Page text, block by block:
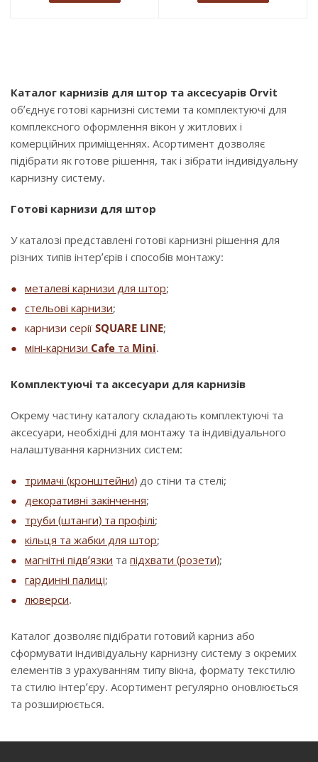
Каталог карнизів для штор та аксесуарів Orvit
об’єднує готові карнизні системи та комплектуючі для
комплексного оформлення вікон у житлових і
комерційних приміщеннях. Асортимент дозволяє
підібрати як готове рішення, так і зібрати індивідуальну
карнизну систему.
Готові карнизи для штор
У каталозі представлені готові карнизні рішення для
різних типів інтер’єрів і способів монтажу:
металеві карнизи для штор;
стельові карнизи;
карнизи серії SQUARE LINE;
міні-карнизи Cafe та Mini.
Комплектуючі та аксесуари для карнизів
Окрему частину каталогу складають комплектуючі та
аксесуари, необхідні для монтажу та індивідуального
налаштування карнизних систем:
тримачі (кронштейни) до стіни та стелі;
декоративні закінчення;
труби (штанги) та профілі;
кільця та жабки для штор;
магнітні підв’язки та підхвати (розети);
гардинні палиці;
люверси.
Каталог дозволяє підібрати готовий карниз або
сформувати індивідуальну карнизну систему з окремих
елементів з урахуванням типу вікна, формату текстилю
та стилю інтер’єру. Асортимент регулярно оновлюється
та розширюється.